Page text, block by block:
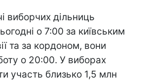
виборчих дільниць
о 7:00 за київським
та за кордоном, вони
о 20:00. У виборах
участь близько 1,5 млн